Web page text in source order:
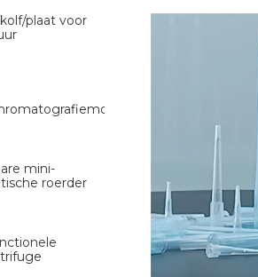
plaat voor
mini-
roerder